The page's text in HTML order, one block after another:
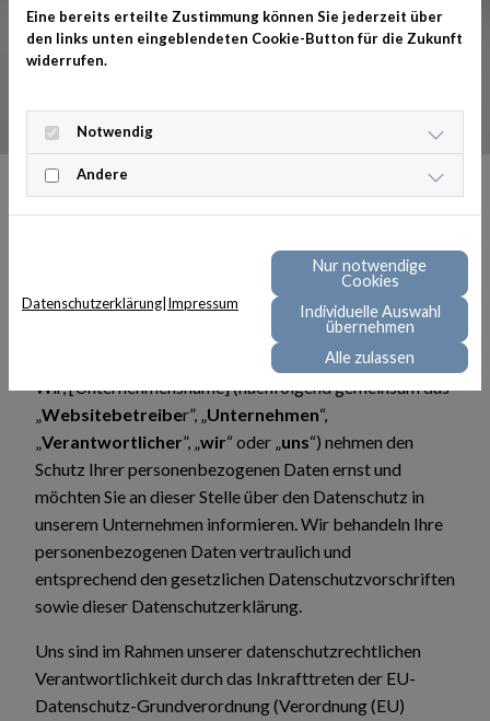
Datenschutzerklärung
Stand: August 2024
Wir, [Unternehmensname] (nachfolgend gemeinsam das
„Websitebetreiber”, „Unternehmen“,
„Verantwortlicher”, „wir“ oder „uns“) nehmen den
Schutz Ihrer personenbezogenen Daten ernst und
möchten Sie an dieser Stelle über den Datenschutz in
unserem Unternehmen informieren. Wir behandeln Ihre
personenbezogenen Daten vertraulich und
entsprechend den gesetzlichen Datenschutzvorschriften
sowie dieser Datenschutzerklärung.
Uns sind im Rahmen unserer datenschutzrechtlichen
Verantwortlichkeit durch das Inkrafttreten der EU-
Datenschutz-Grundverordnung (Verordnung (EU)
Eine bereits erteilte Zustimmung können Sie jederzeit über
den links unten eingeblendeten Cookie-Button für die Zukunft
widerrufen.
Notwendig
Andere
Datenschutzerklärung Impressum
Nur notwendige
Cookies
Individuelle Auswahl
übernehmen
Alle zulassen